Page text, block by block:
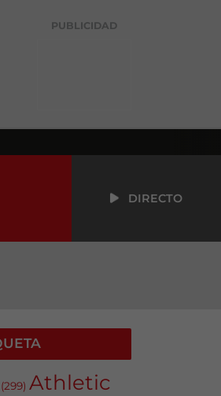
PUBLICIDAD
DIRECTO
(299) Athletic